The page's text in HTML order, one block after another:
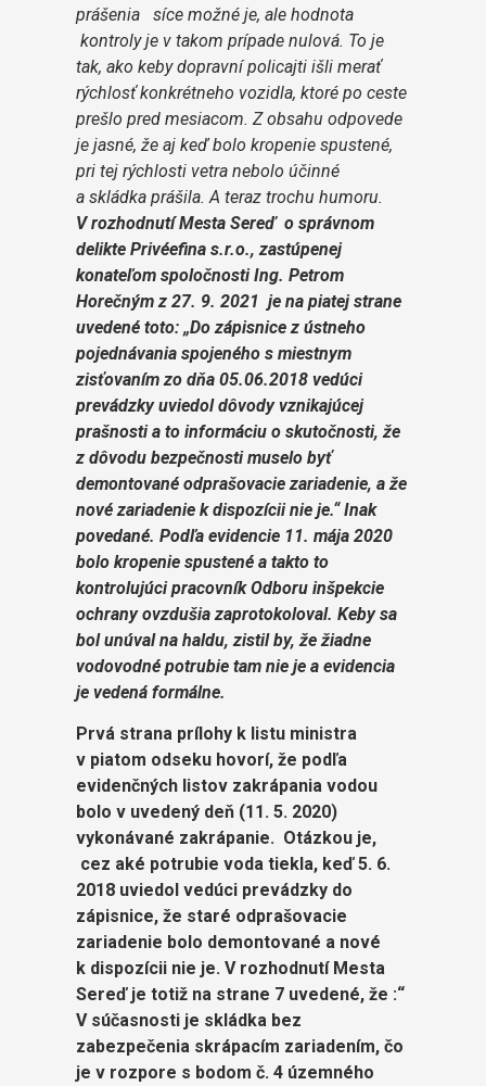
prášenia síce možné je, ale hodnota
kontroly je v takom prípade nulová. To je
tak, ako keby dopravní policajti išli merať
rýchlosť konkrétneho vozidla, ktoré po ceste
prešlo pred mesiacom. Z obsahu odpovede
je jasné, že aj keď bolo kropenie spustené,
pri tej rýchlosti vetra nebolo účinné
a skládka prášila. A teraz trochu humoru.
V rozhodnutí Mesta Sereď o správnom
delikte Privéefina s.r.o., zastúpenej
konateľom spoločnosti Ing. Petrom
Horečným z 27. 9. 2021 je na piatej strane
uvedené toto: „Do zápisnice z ústneho
pojednávania spojeného s miestnym
zisťovaním zo dňa 05.06.2018 vedúci
prevádzky uviedol dôvody vznikajúcej
prašnosti a to informáciu o skutočnosti, že
z dôvodu bezpečnosti muselo byť
demontované odprašovacie zariadenie, a že
nové zariadenie k dispozícii nie je.“ Inak
povedané. Podľa evidencie 11. mája 2020
bolo kropenie spustené a takto to
kontrolujúci pracovník Odboru inšpekcie
ochrany ovzdušia zaprotokoloval. Keby sa
bol unúval na haldu, zistil by, že žiadne
vodovodné potrubie tam nie je a evidencia
je vedená formálne.
Prvá strana prílohy k listu ministra
v piatom odseku hovorí, že podľa
evidenčných listov zakrápania vodou
bolo v uvedený deň (11. 5. 2020)
vykonávané zakrápanie. Otázkou je,
cez aké potrubie voda tiekla, keď 5. 6.
2018 uviedol vedúci prevádzky do
zápisnice, že staré odprašovacie
zariadenie bolo demontované a nové
k dispozícii nie je. V rozhodnutí Mesta
Sereď je totiž na strane 7 uvedené, že :“
V súčasnosti je skládka bez
zabezpečenia skrápacím zariadením, čo
je v rozpore s bodom č. 4 územného